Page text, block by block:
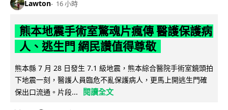
Lawton 16 小時
熊本地震手術室驚魂片瘋傳 醫護保護病
人、逃生門 網民讚值得尊敬
熊本縣 7 月 28 日發生 7.1 級地震，熊本綜合醫院手術室鏡頭拍
下地震一刻，醫護人員臨危不亂保護病人，更馬上開逃生門確
保出口流通。片段...
閱讀全文